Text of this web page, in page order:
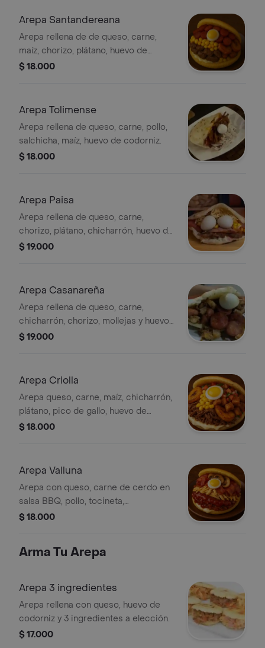
Arepa Santandereana
Arepa rellena de de queso, carne,
maíz, chorizo, plátano, huevo de
codorniz.
$ 18.000
Arepa Tolimense
Arepa rellena de queso, carne, pollo,
salchicha, maíz, huevo de codorniz.
$ 18.000
Arepa Paisa
Arepa rellena de queso, carne,
chorizo, plátano, chicharrón, huevo de
codorniz.
$ 19.000
Arepa Casanareña
Arepa rellena de queso, carne,
chicharrón, chorizo, mollejas y huevo
de codorniz.
$ 19.000
Arepa Criolla
Arepa queso, carne, maíz, chicharrón,
plátano, pico de gallo, huevo de
codorniz.
$ 18.000
Arepa Valluna
Arepa con queso, carne de cerdo en
salsa BBQ, pollo, tocineta,
champiñones, huevo de codorniz.
$ 18.000
Arma Tu Arepa
Arepa 3 ingredientes
Arepa rellena con queso, huevo de
codorniz y 3 ingredientes a elección.
$ 17.000